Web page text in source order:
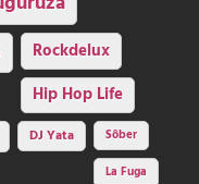
Rockdelux
Hip Hop Life
DJ Yata
Sôber
La Fuga